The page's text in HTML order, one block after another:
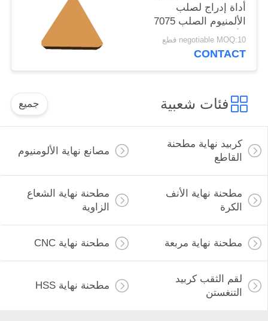
أداة إدراج لصلب
الألمنيوم الصلب 7075
الألومنيوم
negotiable MOQ:10 قطع
CONTACT
فئات شعبية جميع
كربيد نهاية مطحنة
القاطع
مصانع نهاية الألومنيوم
مطحنة نهاية الأنف
الكرة
مطحنة نهاية الشعاع
الزاوية
مطحنة نهاية مربعة مطحنة نهاية CNC
لقم الثقب كربيد
التنغستن
مطحنة نهاية HSS